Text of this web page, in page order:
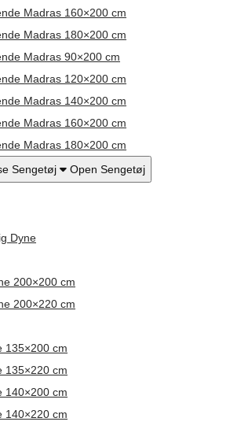
Madras 160×200 cm
Madras 180×200 cm
Madras 90×200 cm
Madras 120×200 cm
Madras 140×200 cm
Madras 160×200 cm
Madras 180×200 cm
Sengetøj Open Sengetøj
Dyne
200×200 cm
200×220 cm
135×200 cm
135×220 cm
140×200 cm
140×220 cm